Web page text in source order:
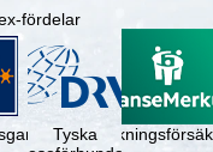
fördelar
Tyska